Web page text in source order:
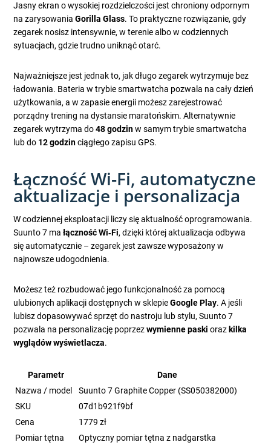
Jasny ekran o wysokiej rozdzielczości jest chroniony odpornym
na zarysowaniaGorilla Glass. To praktyczne rozwiązanie, gdy
zegarek nosisz intensywnie, w terenie albo w codziennych
sytuacjach, gdzie trudno uniknąć otarć.
Najważniejsze jest jednak to, jak długo zegarek wytrzymuje bez
ładowania. Bateria w trybie smartwatcha pozwala na cały dzień
użytkowania, a w zapasie energii możesz zarejestrować
porządny trening na dystansie maratońskim. Alternatywnie
zegarek wytrzyma do48 godzinw samym trybie smartwatcha
lub do 12 godzinciągłego zapisu GPS.
Łączność Wi‑Fi, automatyczne
aktualizacje i personalizacja
W codziennej eksploatacji liczy się aktualność oprogramowania.
Suunto 7 małączność Wi‑Fi, dzięki której aktualizacja odbywa
się automatycznie – zegarek jest zawsze wyposażony w
najnowsze udogodnienia.
Możesz też rozbudować jego funkcjonalność za pomocą
ulubionych aplikacji dostępnych w sklepieGoogle Play. A jeśli
lubisz dopasowywać sprzęt do nastroju lub stylu, Suunto 7
pozwala na personalizację poprzezwymienne paski oraz kilka
wyglądów wyświetlacza.
Parametr
Dane
Nazwa / model
Suunto 7 Graphite Copper (SS050382000)
SKU
07d1b921f9bf
Cena
1779 zł
Pomiar tętna
Optyczny pomiar tętna z nadgarstka